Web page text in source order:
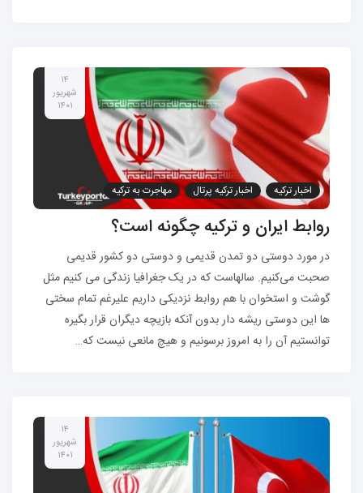
۱۴
شهریور
۱۴۰۱
اخبار ترکیه اخبار ترکیه پرتال مهاجرت به ترکیه
روابط ایران و ترکیه چگونه است؟
در مورد دوستی دو تمدن قدیمی و دوستی دو کشور قدیمی
صحبت می‌کنیم. سالهاست که در یک جغرافیا زندگی می کنیم مثل
گوشت و استخوان با هم روابط نزدیکی داریم علیرغم تمام سختی
ها این دوستی ریشه دار بدون آنکه بازیچه دیگران قرار بگیره
توانستیم آن را به امروز برسونیم و هیچ مانعی نیست که…
۱۴
شهریور
۱۴۰۱